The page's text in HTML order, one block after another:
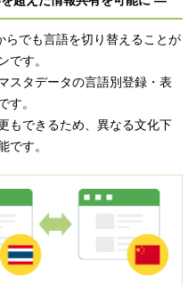
でも言語を切り替えることが
です。
スタデータの言語別登録・表
す。
もできるため、異なる文化下
です。